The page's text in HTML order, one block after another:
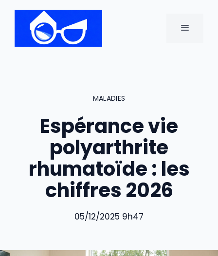
contenu
MENU
MALADIES
Espérance vie
polyarthrite
rhumatoïde : les
chiffres 2026
05/12/2025 9h47